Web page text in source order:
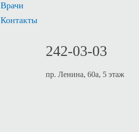
Врачи
Контакты
242-03-03
пр. Ленина, 60а, 5 этаж